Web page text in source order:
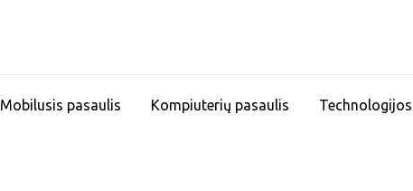
Mobilusis pasaulis Kompiuterių pasaulis Technologijos